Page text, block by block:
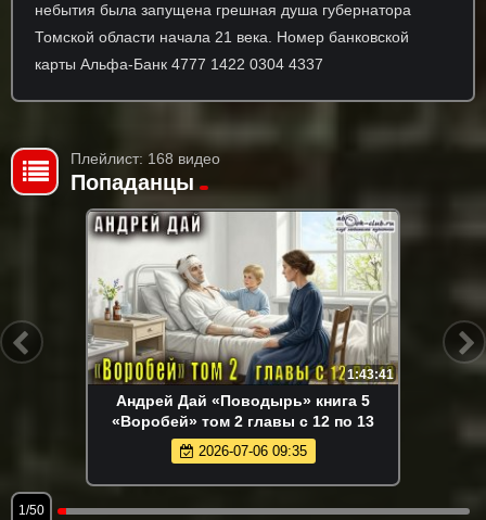
небытия была запущена грешная душа губернатора
Томской области начала 21 века. Номер банковской
карты Альфа-Банк 4777 1422 0304 4337
Плейлист: 168 видео
Попаданцы
1:43:41
Андрей Дай «Поводырь» книга 5
«Воробей» том 2 главы с 12 по 13
2026-07-06 09:35
1/50